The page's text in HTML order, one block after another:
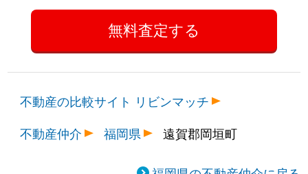
不動産の比較サイト リビンマッチ
不動産仲介
福岡県 遠賀郡岡垣町